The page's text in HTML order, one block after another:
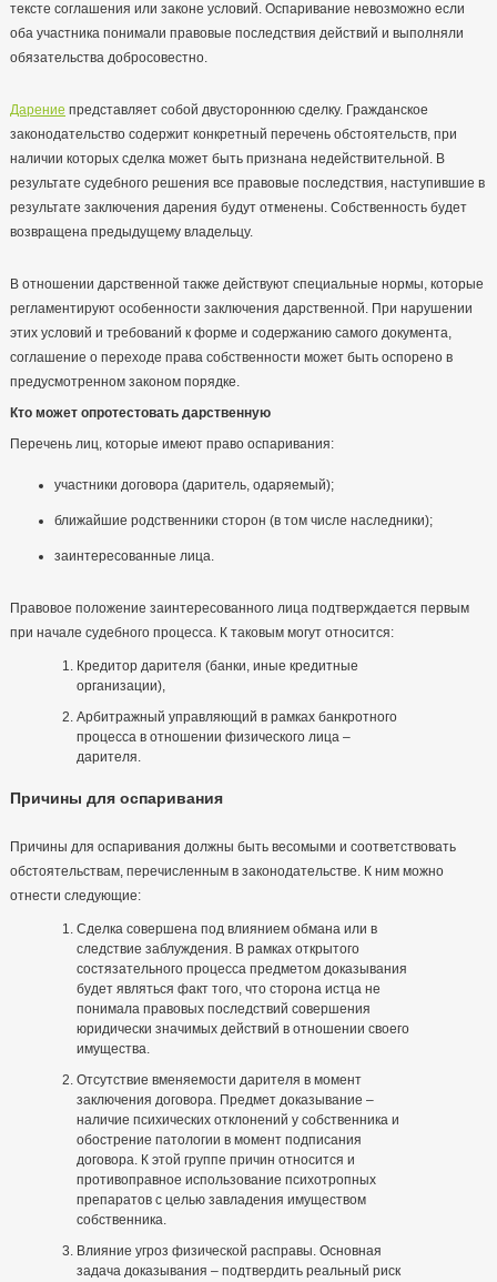
тексте соглашения или законе условий. Оспаривание невозможно если
оба участника понимали правовые последствия действий и выполняли
обязательства добросовестно.
Дарение представляет собой двустороннюю сделку. Гражданское
законодательство содержит конкретный перечень обстоятельств, при
наличии которых сделка может быть признана недействительной. В
результате судебного решения все правовые последствия, наступившие в
результате заключения дарения будут отменены. Собственность будет
возвращена предыдущему владельцу.
В отношении дарственной также действуют специальные нормы, которые
регламентируют особенности заключения дарственной. При нарушении
этих условий и требований к форме и содержанию самого документа,
соглашение о переходе права собственности может быть оспорено в
предусмотренном законом порядке.
Кто может опротестовать дарственную
Перечень лиц, которые имеют право оспаривания:
участники договора (даритель, одаряемый);
ближайшие родственники сторон (в том числе наследники);
заинтересованные лица.
Правовое положение заинтересованного лица подтверждается первым
при начале судебного процесса. К таковым могут относится:
Кредитор дарителя (банки, иные кредитные
организации),
Арбитражный управляющий в рамках банкротного
процесса в отношении физического лица –
дарителя.
Причины для оспаривания
Причины для оспаривания должны быть весомыми и соответствовать
обстоятельствам, перечисленным в законодательстве. К ним можно
отнести следующие:
Сделка совершена под влиянием обмана или в
следствие заблуждения. В рамках открытого
состязательного процесса предметом доказывания
будет являться факт того, что сторона истца не
понимала правовых последствий совершения
юридически значимых действий в отношении своего
имущества.
Отсутствие вменяемости дарителя в момент
заключения договора. Предмет доказывание –
наличие психических отклонений у собственника и
обострение патологии в момент подписания
договора. К этой группе причин относится и
противоправное использование психотропных
препаратов с целью завладения имуществом
собственника.
Влияние угроз физической расправы. Основная
задача доказывания – подтвердить реальный риск